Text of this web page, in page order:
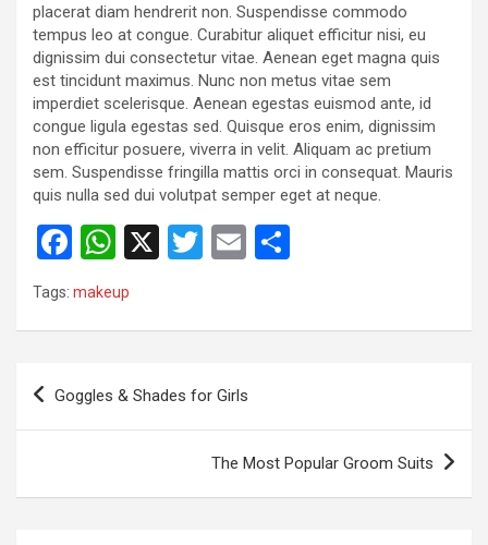
placerat diam hendrerit non. Suspendisse commodo
tempus leo at congue. Curabitur aliquet efficitur nisi, eu
dignissim dui consectetur vitae. Aenean eget magna quis
est tincidunt maximus. Nunc non metus vitae sem
imperdiet scelerisque. Aenean egestas euismod ante, id
congue ligula egestas sed. Quisque eros enim, dignissim
non efficitur posuere, viverra in velit. Aliquam ac pretium
sem. Suspendisse fringilla mattis orci in consequat. Mauris
quis nulla sed dui volutpat semper eget at neque.
F
ce
o
o
W
at
A
X
T
E
Tags: makeup
Post
navigation
Goggles & Shades for Girls
The Most Popular Groom Suits